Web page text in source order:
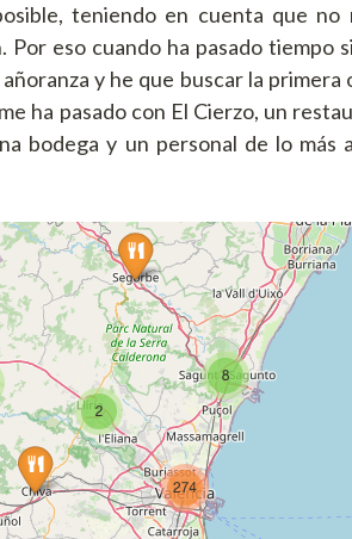
teniendo en cuenta que
eso cuando ha pasado tiempo
y he que buscar la primera
ha pasado con El Cierzo, un
bodega y un personal de lo más